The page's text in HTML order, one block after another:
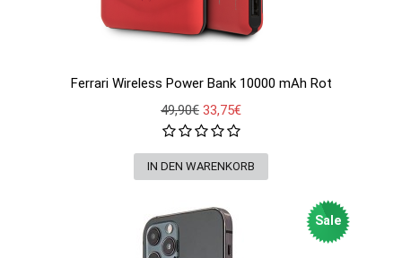
Ferrari Wireless Power Bank 10000 mAh Rot
49,90€ 33,75€
Sale